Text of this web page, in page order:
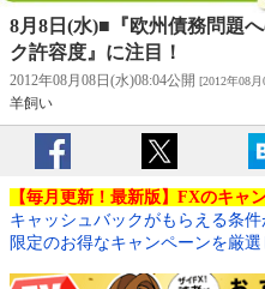
8月8日(水)■『欧州債務問題
ク許容度』に注目！
2012年08月08日(水)08:04公開 [2012年08
羊飼い
【毎月更新！最新版】FXのキャ
キャッシュバックがもらえる条
限定のお得なキャンペーンを厳選